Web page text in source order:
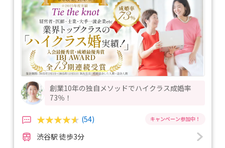
創業10年の独自メソッドでハイクラス成婚率
73％！
(54)
渋谷駅 徒歩3分